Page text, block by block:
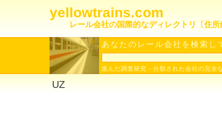
yellowtrains.com
レール会社の国際的なディレクトリ〔住所
あなたのレール会社を検索し
進んだ調査研究 - 分類された会社の完全
UZ